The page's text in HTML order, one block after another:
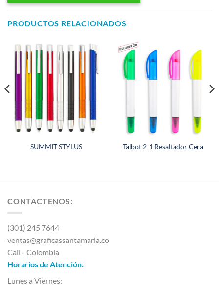
PRODUCTOS RELACIONADOS
SUMMIT STYLUS Talbot 2-1 Resaltador Cera
CONTÁCTENOS:
(301) 245 7644
ventas@graficassantamaria.co
Cali - Colombia
Horarios de Atención:
Lunes a Viernes: